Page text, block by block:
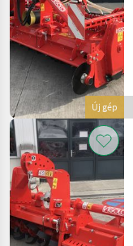
Új gép